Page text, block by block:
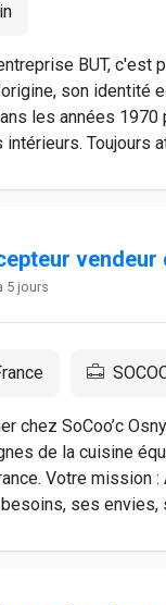
BUT, c'est
son identité
les années
Toujours
vendeur
5 jours
chez SoCoo’c
de la cuisine
Votre mission
ses envies,